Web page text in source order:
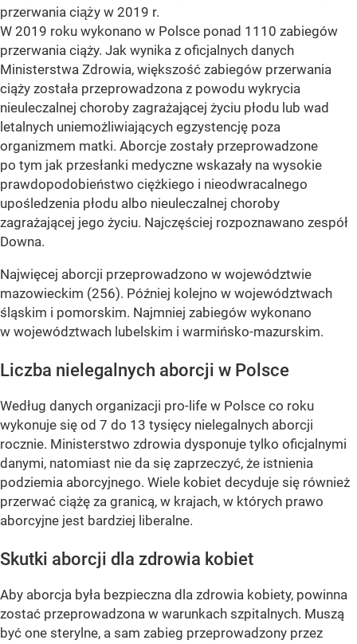
przerwania ciąży w 2019 r.
W 2019 roku wykonano w Polsce ponad 1110 zabiegów
przerwania ciąży. Jak wynika z oficjalnych danych
Ministerstwa Zdrowia, większość zabiegów przerwania
ciąży została przeprowadzona z powodu wykrycia
nieuleczalnej choroby zagrażającej życiu płodu lub wad
letalnych uniemożliwiających egzystencję poza
organizmem matki. Aborcje zostały przeprowadzone
po tym jak przesłanki medyczne wskazały na wysokie
prawdopodobieństwo ciężkiego i nieodwracalnego
upośledzenia płodu albo nieuleczalnej choroby
zagrażającej jego życiu. Najczęściej rozpoznawano zespół
Downa.
Najwięcej aborcji przeprowadzono w województwie
mazowieckim (256). Później kolejno w województwach
śląskim i pomorskim. Najmniej zabiegów wykonano
w województwach lubelskim i warmińsko-mazurskim.
Liczba nielegalnych aborcji w Polsce
Według danych organizacji pro-life w Polsce co roku
wykonuje się od 7 do 13 tysięcy nielegalnych aborcji
rocznie. Ministerstwo zdrowia dysponuje tylko oficjalnymi
danymi, natomiast nie da się zaprzeczyć, że istnienia
podziemia aborcyjnego. Wiele kobiet decyduje się również
przerwać ciążę za granicą, w krajach, w których prawo
aborcyjne jest bardziej liberalne.
Skutki aborcji dla zdrowia kobiet
Aby aborcja była bezpieczna dla zdrowia kobiety, powinna
zostać przeprowadzona w warunkach szpitalnych. Muszą
być one sterylne, a sam zabieg przeprowadzony przez